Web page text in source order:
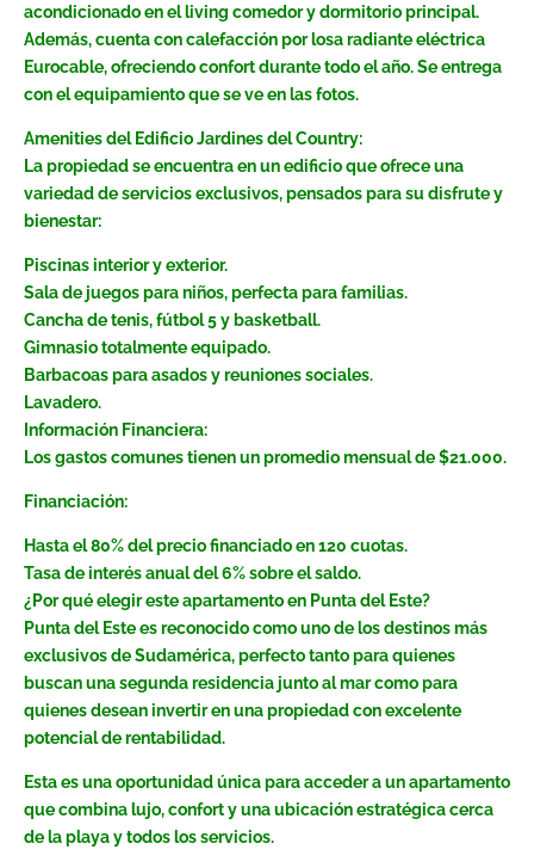
acondicionado en el living comedor y dormitorio principal.
Además, cuenta con calefacción por losa radiante eléctrica
Eurocable, ofreciendo confort durante todo el año. Se entrega
con el equipamiento que se ve en las fotos.
Amenities del Edificio Jardines del Country:
La propiedad se encuentra en un edificio que ofrece una
variedad de servicios exclusivos, pensados para su disfrute y
bienestar:
Piscinas interior y exterior.
Sala de juegos para niños, perfecta para familias.
Cancha de tenis, fútbol 5 y basketball.
Gimnasio totalmente equipado.
Barbacoas para asados y reuniones sociales.
Lavadero.
Información Financiera:
Los gastos comunes tienen un promedio mensual de $21.000.
Financiación:
Hasta el 80% del precio financiado en 120 cuotas.
Tasa de interés anual del 6% sobre el saldo.
¿Por qué elegir este apartamento en Punta del Este?
Punta del Este es reconocido como uno de los destinos más
exclusivos de Sudamérica, perfecto tanto para quienes
buscan una segunda residencia junto al mar como para
quienes desean invertir en una propiedad con excelente
potencial de rentabilidad.
Esta es una oportunidad única para acceder a un apartamento
que combina lujo, confort y una ubicación estratégica cerca
de la playa y todos los servicios.